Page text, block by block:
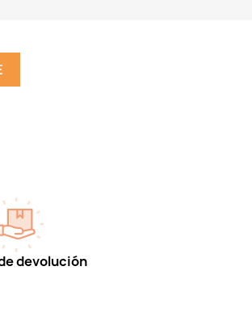
devolución